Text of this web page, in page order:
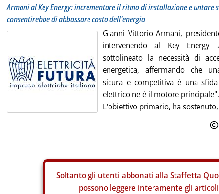
Armani al Key Energy: incrementare il ritmo di installazione e untare
consentirebbe di abbassare costo dell'energia
Gianni Vittorio Armani,
intervenendo al Key
sottolineato la necessità di
energetica, affermando che
sicura e competitiva è una
elettrico ne è il motore principale".
L'obiettivo primario, ha
Soltanto gli utenti abbonati alla Staffetta
possono leggere interamente gli